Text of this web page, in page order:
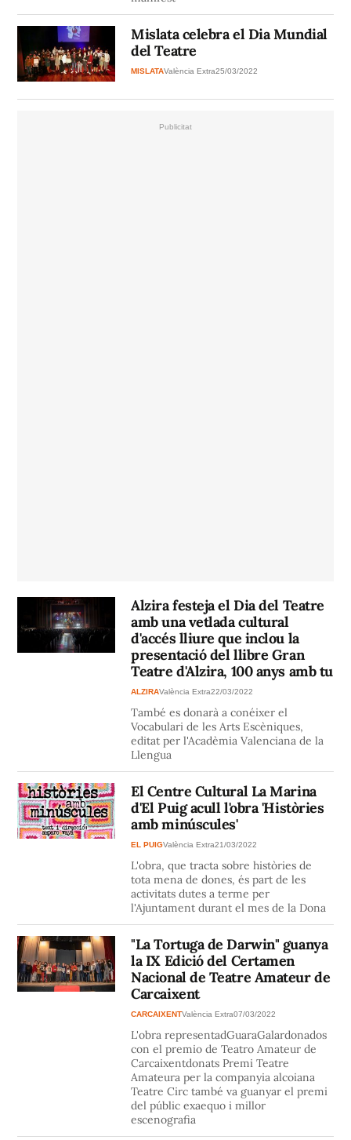
Mislata celebra el Dia Mundial
del Teatre
MISLATAValència Extra25/03/2022
Alzira festeja el Dia del Teatre
amb una vetlada cultural
d'accés lliure que inclou la
presentació del llibre Gran
Teatre d'Alzira, 100 anys amb tu
ALZIRAValència Extra22/03/2022
També es donarà a conéixer el
Vocabulari de les Arts Escèniques,
editat per l'Acadèmia Valenciana de la
Llengua
El Centre Cultural La Marina
d'El Puig acull l'obra 'Històries
amb minúscules'
EL PUIGValència Extra21/03/2022
L'obra, que tracta sobre històries de
tota mena de dones, és part de les
activitats dutes a terme per
l'Ajuntament durant el mes de la Dona
"La Tortuga de Darwin" guanya
la IX Edició del Certamen
Nacional de Teatre Amateur de
Carcaixent
CARCAIXENTValència Extra07/03/2022
L'obra representadGuaraGalardonados
con el premio de Teatro Amateur de
Carcaixentdonats Premi Teatre
Amateura per la companyia alcoiana
Teatre Circ també va guanyar el premi
del públic exaequo i millor
escenografia